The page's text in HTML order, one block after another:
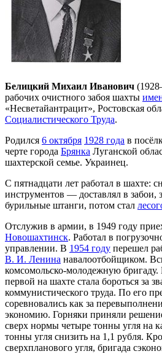
Белицкий Михаил Иванович
рабочих очистного забоя шахты
«Несветайантрацит», Ростовская
Социалистического Труда.
Родился 6 октября 1928 года в
черте города Брянка Луганской
шахтерской семье. Украинец.
С пятнадцати лет работал в шахте:
инструментов — доставлял в забои,
бурильные штанги, потом стал
Отслужив в армии, в 1949 году
Новошахтинск. Работал в
управлении. В 1954 году перешел
В. И. Ленина навалоотбойщиком.
комсомольско-молодежную бригаду.
первой на шахте стала бороться за
коммунистического труда. По его
соревновались как за
экономию. Горняки приняли
сверх нормы четыре тонны угля на
тонны угля снизить на 1,1 рубля.
сверхпланового угля, бригада